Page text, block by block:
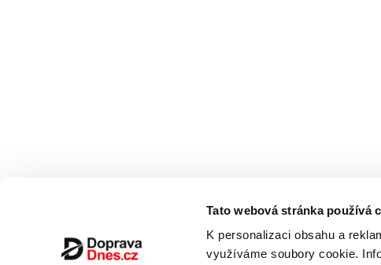
Tato webová stránka používá
K personalizaci obsahu a
využíváme soubory cookie.